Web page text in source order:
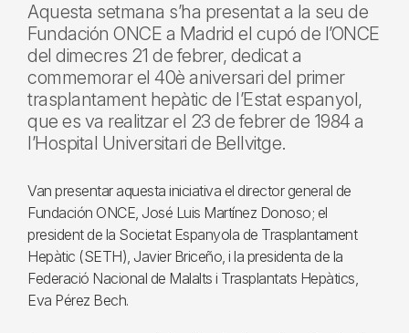
Aquesta setmana s’ha presentat a la seu de
Fundación ONCE a Madrid el cupó de l’ONCE
del dimecres 21 de febrer, dedicat a
commemorar el 40è aniversari del primer
trasplantament hepàtic de l’Estat espanyol,
que es va realitzar el 23 de febrer de 1984 a
l’Hospital Universitari de Bellvitge.
Van presentar aquesta iniciativa el director general de
Fundación ONCE, José Luis Martínez Donoso; el
president de la Societat Espanyola de Trasplantament
Hepàtic (SETH), Javier Briceño, i la presidenta de la
Federació Nacional de Malalts i Trasplantats Hepàtics,
Eva Pérez Bech.